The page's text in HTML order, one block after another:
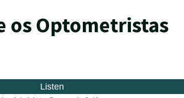
os Optometristas